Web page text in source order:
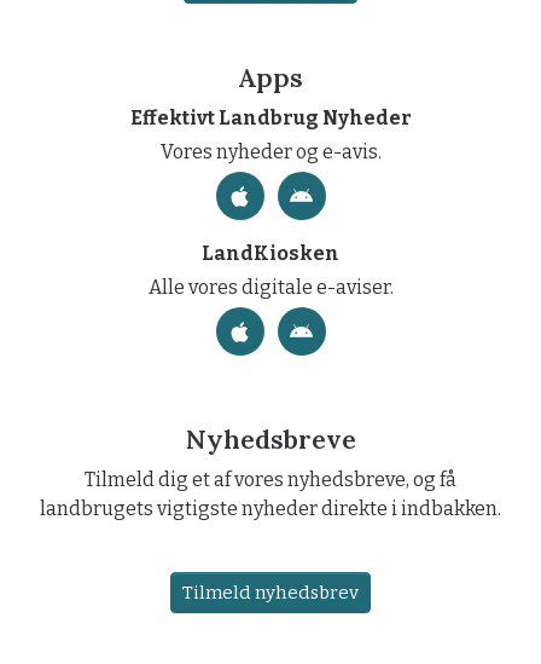
Apps
Effektivt Landbrug Nyheder
Vores nyheder og e-avis.
LandKiosken
Alle vores digitale e-aviser.
Nyhedsbreve
Tilmeld dig et af vores nyhedsbreve, og få
landbrugets vigtigste nyheder direkte i indbakken.
Tilmeld nyhedsbrev